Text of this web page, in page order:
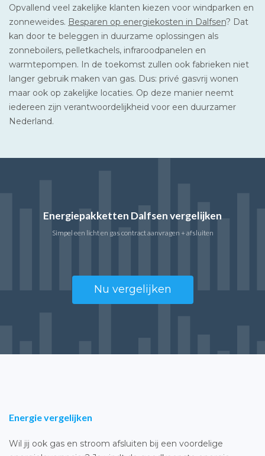
Opvallend veel zakelijke klanten kiezen voor windparken en
zonneweides. Besparen op energiekosten in Dalfsen? Dat
kan door te beleggen in duurzame oplossingen als
zonneboilers, pelletkachels, infraroodpanelen en
warmtepompen. In de toekomst zullen ook fabrieken niet
langer gebruik maken van gas. Dus: privé gasvrij wonen
maar ook op zakelijke locaties. Op deze manier neemt
iedereen zijn verantwoordelijkheid voor een duurzamer
Nederland.
Energiepakketten Dalfsen vergelijken
Simpel een licht en gas contract aanvragen + afsluiten
Nu vergelijken
Energie vergelijken
Wil jij ook gas en stroom afsluiten bij een voordelige